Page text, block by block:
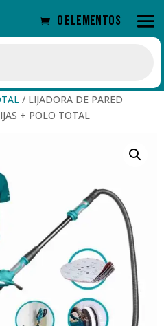
0 elementos
/ LIJADORA DE PARED
+ POLO TOTAL